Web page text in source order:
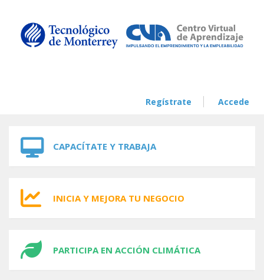
Regístrate Accede
CAPACÍTATE Y TRABAJA
INICIA Y MEJORA TU NEGOCIO
PARTICIPA EN ACCIÓN CLIMÁTICA